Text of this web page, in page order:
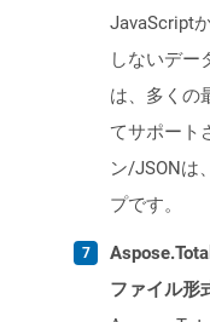
JavaScript
しないデー
は、多くの
てサポート
ン/JSONは
プです。
ファイル形